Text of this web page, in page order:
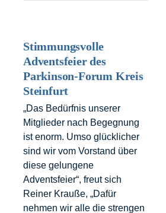
Stimmungsvolle
Adventsfeier des
Parkinson-Forum Kreis
Steinfurt
„Das Bedürfnis unserer
Mitglieder nach Begegnung
ist enorm. Umso glücklicher
sind wir vom Vorstand über
diese gelungene
Adventsfeier“, freut sich
Reiner Krauße, „Dafür
nehmen wir alle die strengen